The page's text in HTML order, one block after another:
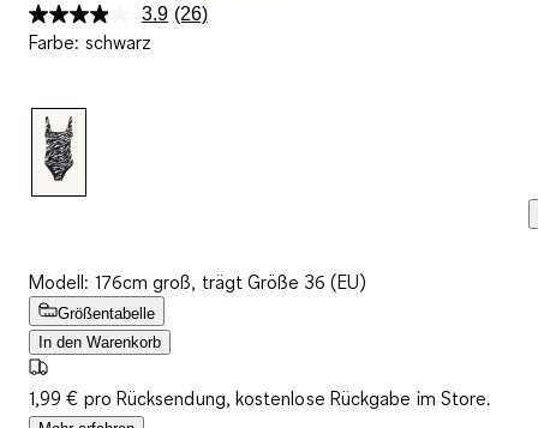
3.9 26
(26)
Farbe: schwarz
Modell: 176cm groß, trägt Größe 36 (EU)
Größentabelle
In den Warenkorb
1,99 € pro Rücksendung, kostenlose Rückgabe im Store.